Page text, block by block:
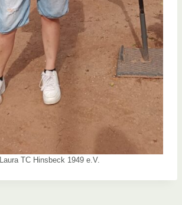
Laura TC Hinsbeck 1949 e.V.